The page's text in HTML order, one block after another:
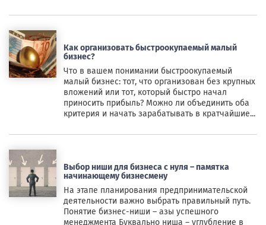
Как организовать быстроокупаемый малый
бизнес?
Что в вашем понимании быстроокупаемый
малый бизнес: тот, что организован без крупных
вложений или тот, который быстро начал
приносить прибыль? Можно ли объединить оба
критерия и начать зарабатывать в кратчайшие...
Выбор ниши для бизнеса с нуля – памятка
начинающему бизнесмену
На этапе планирования предпринимательской
деятельности важно выбрать правильный путь.
Понятие бизнес-ниши – азы успешного
менеджмента Буквально ниша – углубление в